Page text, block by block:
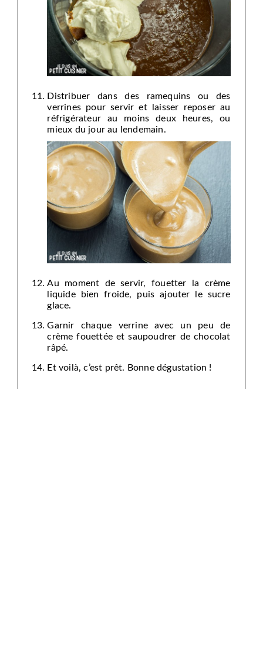
Distribuer dans des ramequins ou des
verrines pour servir et laisser reposer au
réfrigérateur au moins deux heures, ou
mieux du jour au lendemain.
Au moment de servir, fouetter la crème
liquide bien froide, puis ajouter le sucre
glace.
Garnir chaque verrine avec un peu de
crème fouettée et saupoudrer de chocolat
râpé.
Et voilà, c’est prêt. Bonne dégustation !